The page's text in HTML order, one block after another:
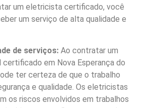
um eletricista certificado, você
um serviço de alta qualidade e
de serviços: Ao contratar um
em Nova Esperança do
ter certeza de que o trabalho
e qualidade. Os eletricistas
os riscos envolvidos em trabalhos